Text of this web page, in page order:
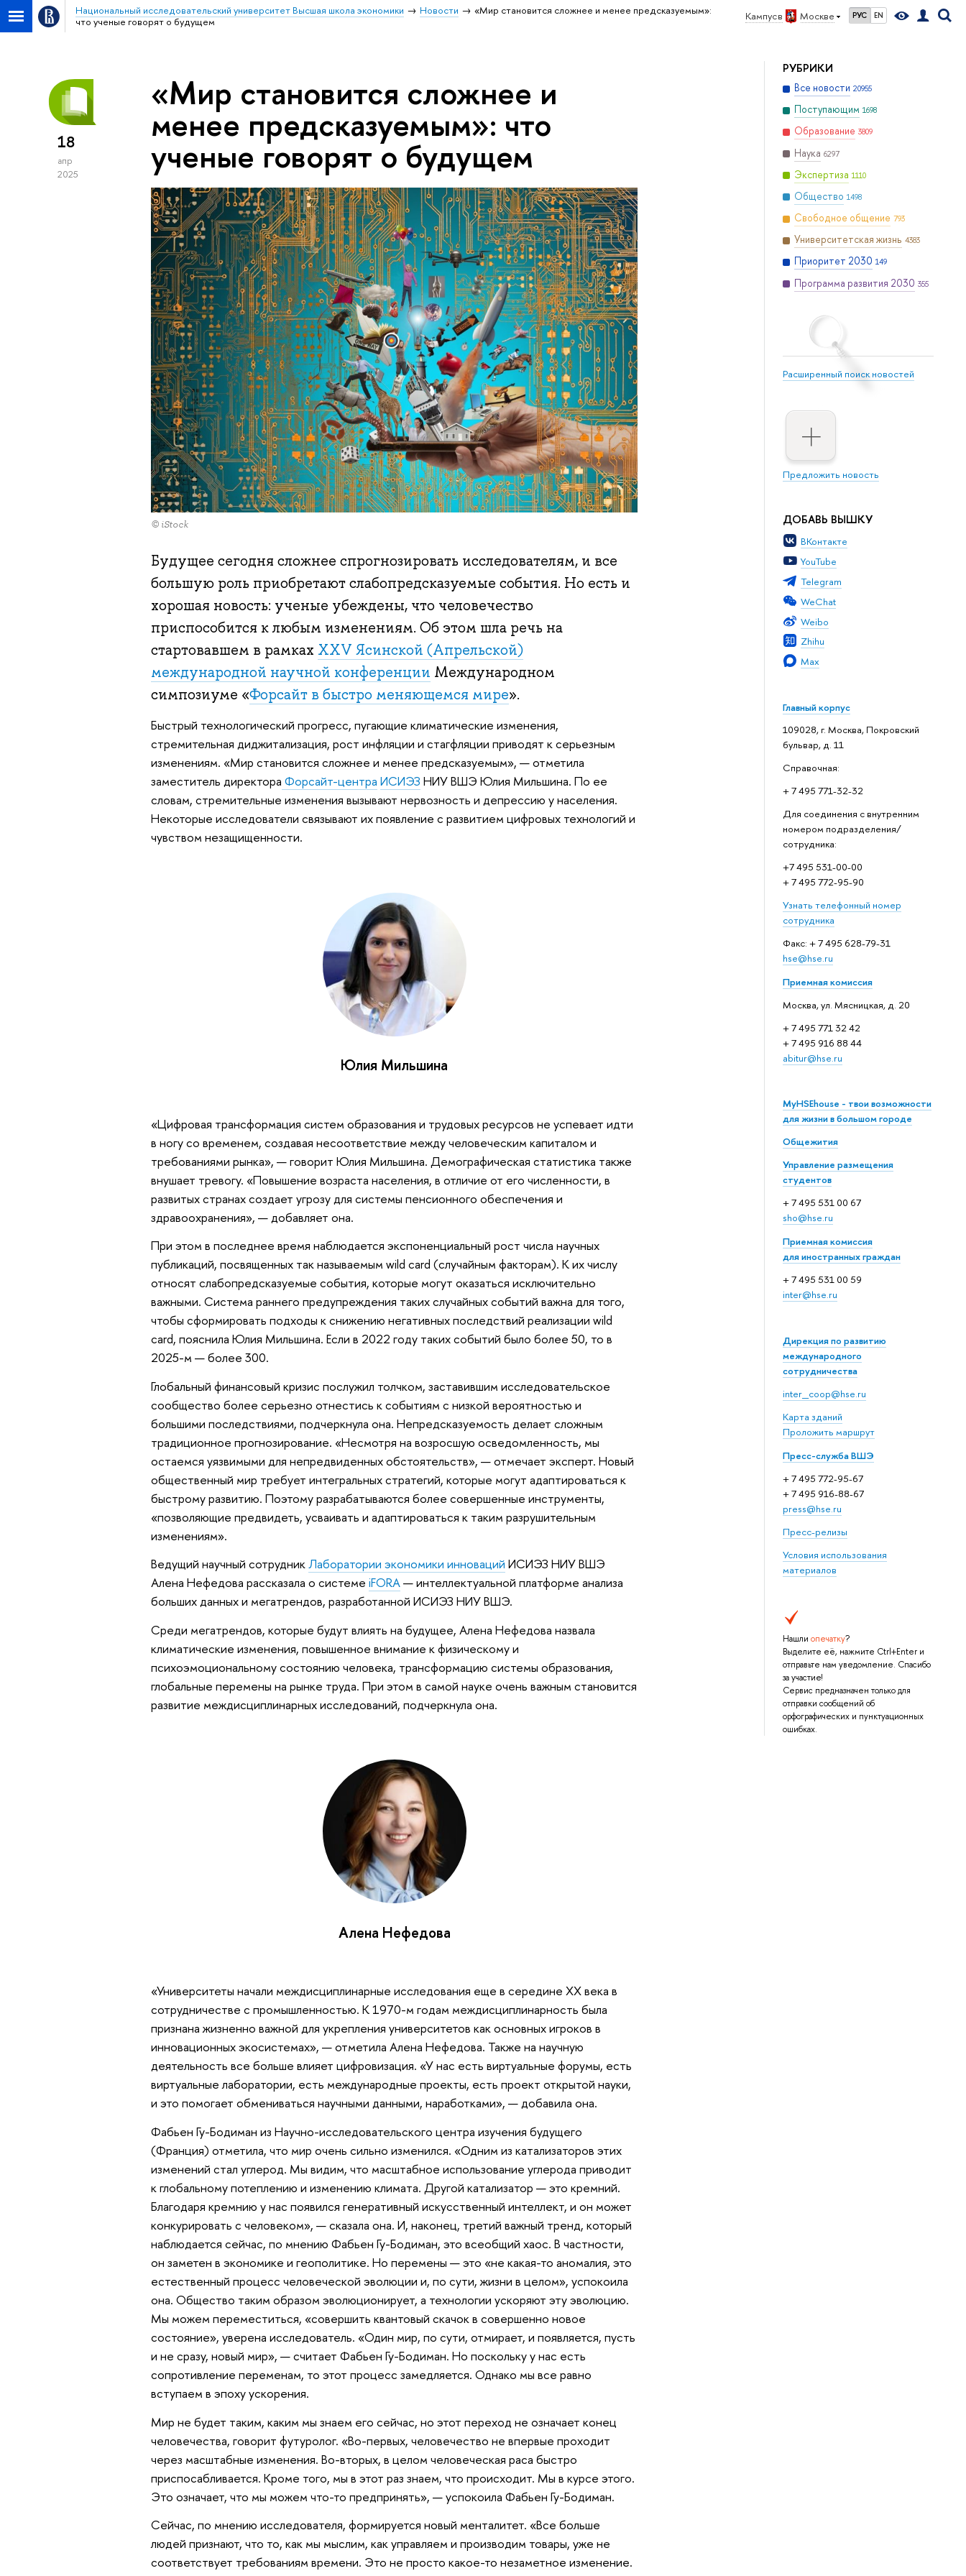
Кампус в Москве РУС EN
Национальный исследовательский университет Высшая школа экономики Новости
«Мир становится сложнее и менее предсказуемым»:
что ученые говорят о будущем
РУБРИКИ
Все новости 20955
Поступающим 1698
Образование 3809
Наука 6297
Экспертиза 1110
Общество 1498
Свободное общение 793
Университетская жизнь 4383
Приоритет 2030 149
Программа развития 2030 355
Расширенный поиск новостей
Предложить новость
ДОБАВЬ ВЫШКУ
ВКонтакте
YouTube
Telegram
WeChat
Weibo
Zhihu
Max
Главный корпус
109028, г. Москва, Покровский
бульвар, д. 11
Справочная:
+ 7 495 771-32-32
Для соединения с внутренним
номером подразделения/
сотрудника:
+7 495 531-00-00
+ 7 495 772-95-90
Узнать телефонный номер
сотрудника
Факс: + 7 495 628-79-31
hse@hse.ru
Приемная комиссия
Москва, ул. Мясницкая, д. 20
+ 7 495 771 32 42
+ 7 495 916 88 44
abitur@hse.ru
MyHSEhouse - твои возможности
для жизни в большом городе
Общежития
Управление размещения
студентов
+ 7 495 531 00 67
sho@hse.ru
Приемная комиссия
для иностранных граждан
+ 7 495 531 00 59
inter@hse.ru
Дирекция по развитию
международного
сотрудничества
inter_coop@hse.ru
Карта зданий
Проложить маршрут
Пресс-служба ВШЭ
+ 7 495 772-95-67
+ 7 495 916-88-67
press@hse.ru
Пресс-релизы
Условия использования
материалов
Нашли опечатку?
Выделите её, нажмите Ctrl+Enter и
отправьте нам уведомление. Спасибо
за участие!
Сервис предназначен только для
отправки сообщений об
орфографических и пунктуационных
ошибках.
18
апр
2025
«Мир становится сложнее и
менее предсказуемым»: что
ученые говорят о будущем
© iStock
Будущее сегодня сложнее спрогнозировать исследователям, и все
большую роль приобретают слабопредсказуемые события. Но есть и
хорошая новость: ученые убеждены, что человечество
приспособится к любым изменениям. Об этом шла речь на
стартовавшем в рамках XXV Ясинской (Апрельской)
международной научной конференции Международном
симпозиуме «Форсайт в быстро меняющемся мире».
Быстрый технологический прогресс, пугающие климатические изменения,
стремительная диджитализация, рост инфляции и стагфляции приводят к серьезным
изменениям. «Мир становится сложнее и менее предсказуемым», — отметила
заместитель директора Форсайт-центра ИСИЭЗ НИУ ВШЭ Юлия Мильшина. По ее
словам, стремительные изменения вызывают нервозность и депрессию у населения.
Некоторые исследователи связывают их появление с развитием цифровых технологий и
чувством незащищенности.
Юлия Мильшина
«Цифровая трансформация систем образования и трудовых ресурсов не успевает идти
в ногу со временем, создавая несоответствие между человеческим капиталом и
требованиями рынка», — говорит Юлия Мильшина. Демографическая статистика также
внушает тревогу. «Повышение возраста населения, в отличие от его численности, в
развитых странах создает угрозу для системы пенсионного обеспечения и
здравоохранения», — добавляет она.
При этом в последнее время наблюдается экспоненциальный рост числа научных
публикаций, посвященных так называемым wild card (случайным факторам). К их числу
относят слабопредсказуемые события, которые могут оказаться исключительно
важными. Система раннего предупреждения таких случайных событий важна для того,
чтобы сформировать подходы к снижению негативных последствий реализации wild
card, пояснила Юлия Мильшина. Если в 2022 году таких событий было более 50, то в
2025-м — более 300.
Глобальный финансовый кризис послужил толчком, заставившим исследовательское
сообщество более серьезно отнестись к событиям с низкой вероятностью и
большими последствиями, подчеркнула она. Непредсказуемость делает сложным
традиционное прогнозирование. «Несмотря на возросшую осведомленность, мы
остаемся уязвимыми для непредвиденных обстоятельств», — отмечает эксперт. Новый
общественный мир требует интегральных стратегий, которые могут адаптироваться к
быстрому развитию. Поэтому разрабатываются более совершенные инструменты,
«позволяющие предвидеть, усваивать и адаптироваться к таким разрушительным
изменениям».
Ведущий научный сотрудникЛаборатории экономики инноваций ИСИЭЗ НИУ ВШЭ
Алена Нефедова рассказала о системе iFORA— интеллектуальной платформе анализа
больших данных и мегатрендов, разработанной ИСИЭЗ НИУ ВШЭ.
Среди мегатрендов, которые будут влиять на будущее, Алена Нефедова назвала
климатические изменения, повышенное внимание к физическому и
психоэмоциональному состоянию человека, трансформацию системы образования,
глобальные перемены на рынке труда. При этом в самой науке очень важным становится
развитие междисциплинарных исследований, подчеркнула она.
Алена Нефедова
«Университеты начали междисциплинарные исследования еще в середине XX века в
сотрудничестве с промышленностью. К 1970-м годам междисциплинарность была
признана жизненно важной для укрепления университетов как основных игроков в
инновационных экосистемах», — отметила Алена Нефедова. Также на научную
деятельность все больше влияет цифровизация. «У нас есть виртуальные форумы, есть
виртуальные лаборатории, есть международные проекты, есть проект открытой науки,
и это помогает обмениваться научными данными, наработками», — добавила она.
Фабьен Гу-Бодиман из Научно-исследовательского центра изучения будущего
(Франция) отметила, что мир очень сильно изменился. «Одним из катализаторов этих
изменений стал углерод. Мы видим, что масштабное использование углерода приводит
к глобальному потеплению и изменению климата. Другой катализатор — это кремний.
Благодаря кремнию у нас появился генеративный искусственный интеллект, и он может
конкурировать с человеком», — сказала она. И, наконец, третий важный тренд, который
наблюдается сейчас, по мнению Фабьен Гу-Бодиман, это всеобщий хаос. В частности,
он заметен в экономике и геополитике. Но перемены — это «не какая-то аномалия, это
естественный процесс человеческой эволюции и, по сути, жизни в целом», успокоила
она. Общество таким образом эволюционирует, а технологии ускоряют эту эволюцию.
Мы можем переместиться, «совершить квантовый скачок в совершенно новое
состояние», уверена исследователь. «Один мир, по сути, отмирает, и появляется, пусть
и не сразу, новый мир», — считает Фабьен Гу-Бодиман. Но поскольку у нас есть
сопротивление переменам, то этот процесс замедляется. Однако мы все равно
вступаем в эпоху ускорения.
Мир не будет таким, каким мы знаем его сейчас, но этот переход не означает конец
человечества, говорит футуролог. «Во-первых, человечество не впервые проходит
через масштабные изменения. Во-вторых, в целом человеческая раса быстро
приспосабливается. Кроме того, мы в этот раз знаем, что происходит. Мы в курсе этого.
Это означает, что мы можем что-то предпринять», — успокоила Фабьен Гу-Бодиман.
Сейчас, по мнению исследователя, формируется новый менталитет. «Все больше
людей признают, что то, как мы мыслим, как управляем и производим товары, уже не
соответствует требованиям времени. Это не просто какое-то незаметное изменение.